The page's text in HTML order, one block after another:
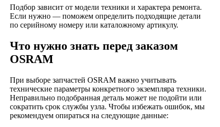
Подбор зависит от модели техники и характера ремонта.
Если нужно — поможем определить подходящие детали
по серийному номеру или каталожному артикулу.
Что нужно знать перед заказом
OSRAM
При выборе запчастей OSRAM важно учитывать
технические параметры конкретного экземпляра техники.
Неправильно подобранная деталь может не подойти или
сократить срок службы узла. Чтобы избежать ошибок, мы
рекомендуем опираться на следующие данные: